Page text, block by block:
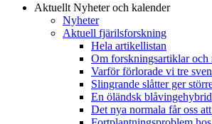
Aktuellt Nyheter och kalender
Nyheter
Aktuell fjärilsforskning
Hela artikellistan
Om forskningsartiklar och
Varför förlorade vi tre
Slingrande slåtter ger
En öländsk blåvingehybrid
Det nya normala får oss